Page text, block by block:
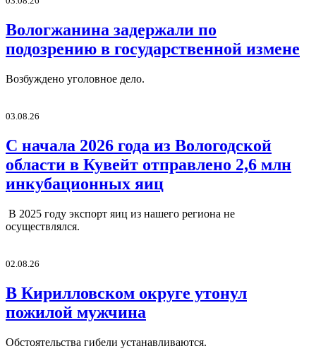
Вологжанина задержали по
подозрению в государственной измене
Возбуждено уголовное дело.
03.08.26
С начала 2026 года из Вологодской
области в Кувейт отправлено 2,6 млн
инкубационных яиц
В 2025 году экспорт яиц из нашего региона не
осуществлялся.
02.08.26
В Кирилловском округе утонул
пожилой мужчина
Обстоятельства гибели устанавливаются.